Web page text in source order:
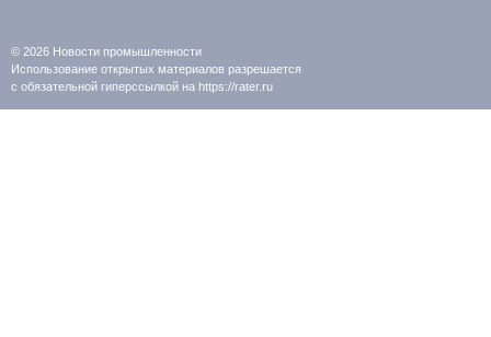
© 2026 Новости промышленности
Использование открытых материалов разрешается
с обязательной гиперссылкой на https://rater.ru